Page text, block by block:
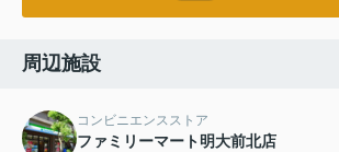
周辺施設
コンビニエンスストア
ファミリーマート明大前北店